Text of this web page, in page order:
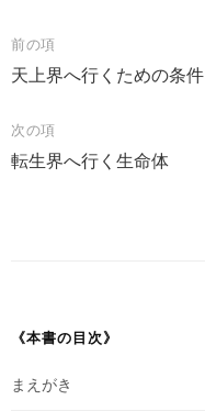
投
稿
ナ
ビ
ゲ
前の項
天上界へ行くための条件
次の項
転生界へ行く生命体
《本書の目次》
まえがき